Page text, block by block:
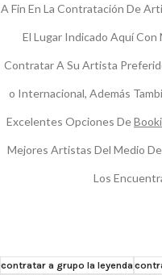
A Fin En La Contratación De
El Lugar Indicado Aquí
Contratar A Su Artista
o Internacional, Además
Excelentes Opciones De
Mejores Artistas Del Medio
Los
contratar a grupo la leyenda